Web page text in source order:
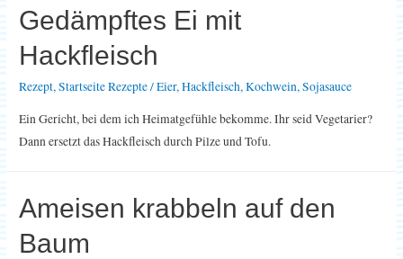
Gedämpftes Ei mit
Hackfleisch
Rezept,Startseite Rezepte/Eier,Hackfleisch,Kochwein,Sojasauce
Ein Gericht, bei dem ich Heimatgefühle bekomme. Ihr seid Vegetarier?
Dann ersetzt das Hackfleisch durch Pilze und Tofu.
Ameisen krabbeln auf den
Baum